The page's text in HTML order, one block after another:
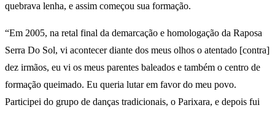
quebrava lenha, e assim começou sua formação.
“Em 2005, na retal final da demarcação e homologação da Raposa
Serra Do Sol, vi acontecer diante dos meus olhos o atentado [contra]
dez irmãos, eu vi os meus parentes baleados e também o centro de
formação queimado. Eu queria lutar em favor do meu povo.
Participei do grupo de danças tradicionais, o Parixara, e depois fui